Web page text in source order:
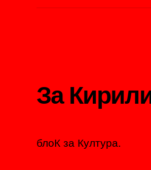
За
блоК за Култура.